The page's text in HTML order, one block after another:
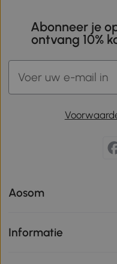
Abonneer je
ontvang 10%
Aosom
Informatie